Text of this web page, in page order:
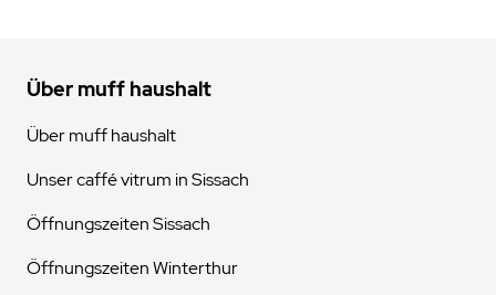
Über muff haushalt
Über muff haushalt
Unser caffé vitrum in Sissach
Öffnungszeiten Sissach
Öffnungszeiten Winterthur